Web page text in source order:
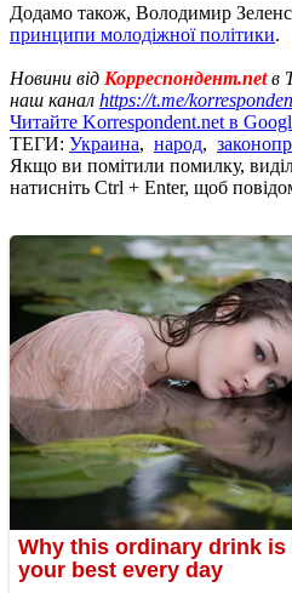
Додамо також, Володимир
принципи молодіжної політики.
Новини від Корреспондент.netв
наш канал https://t.me/
Читайте Korrespondent.net в
ТЕГИ: Украина, народ,
Якщо ви помітили помилку,
натисніть Ctrl + Enter, щоб